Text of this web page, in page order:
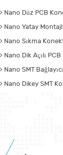
Nano Düz PCB
Nano Yatay
Nano Sıkma
Nano Dik Açılı
Nano SMT Bağlayıcı
Nano Dikey SMT